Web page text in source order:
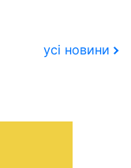
усі новини